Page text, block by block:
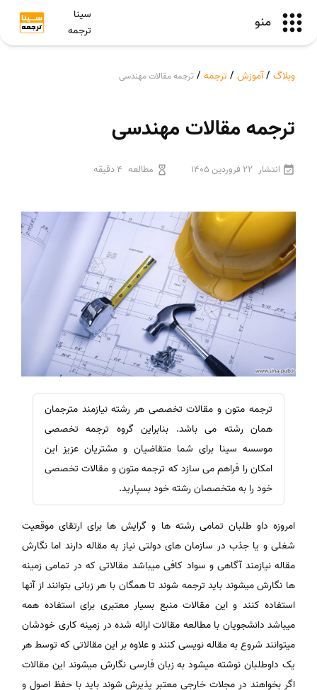
منو
سینا
ترجمه
وبلاگ /آموزش / ترجمه / ترجمه مقالات مهندسی
ترجمه مقالات مهندسی
انتشار 22 فروردین 1405 مطالعه 4 دقیقه
ترجمه متون و مقالات تخصصی هر رشته نیازمند مترجمان
همان رشته می باشد. بنابراین گروه ترجمه تخصصی
موسسه سینا برای شما متقاضیان و مشتریان عزیز این
امكان را فراهم می سازد كه ترجمه متون و مقالات تخصصی
خود را به متخصصان رشته خود بسپارید.
امروزه داو طلبان تمامی رشته ها و گرایش ها برای ارتقای موقعیت
شغلی و یا جذب در سازمان های دولتی نیاز به مقاله دارند اما نگارش
مقاله نیازمند آگاهی و سواد کافی میباشد مقالاتی که در تمامی زمینه
ها نگارش میشوند باید ترجمه شوند تا همگان با هر زبانی بتوانند از آنها
استفاده کنند و این مقالات منبع بسیار معتبری برای استفاده همه
میباشد دانشجویان با مطالعه مقالات ارائه شده در زمینه کاری خودشان
میتوانند شروع به مقاله نویسی کنند و علاوه بر این مقالاتی که توسط هر
یک داوطلبان نوشته میشود به زبان فارسی نگارش میشوند این مقالات
اگر بخواهند در مجلات خارجی معتبر پذیرش شوند باید با حفظ اصول و